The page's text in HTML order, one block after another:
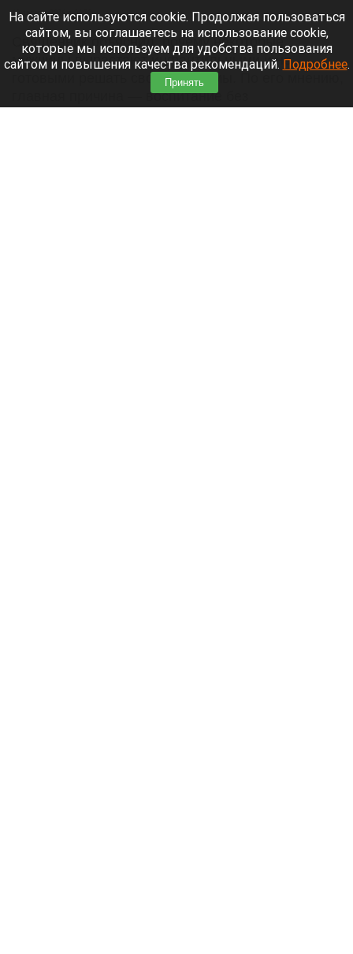
10 августа 2026 в 06:30
Священник объяснил, почему некоторые
мужчины вырастают инфантильными и не
готовыми решать свои проблемы. По его мнению,
главная причина — воспитание без
На сайте используются cookie. Продолжая пользоваться
сайтом, вы соглашаетесь на использование cookie,
которые мы используем для удобства пользования
сайтом и повышения качества рекомендаций. Подробнее.
Принять